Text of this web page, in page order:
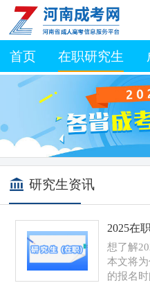
首页 在职研究生
研究生资讯
2025在
想了解
本文将
的报名